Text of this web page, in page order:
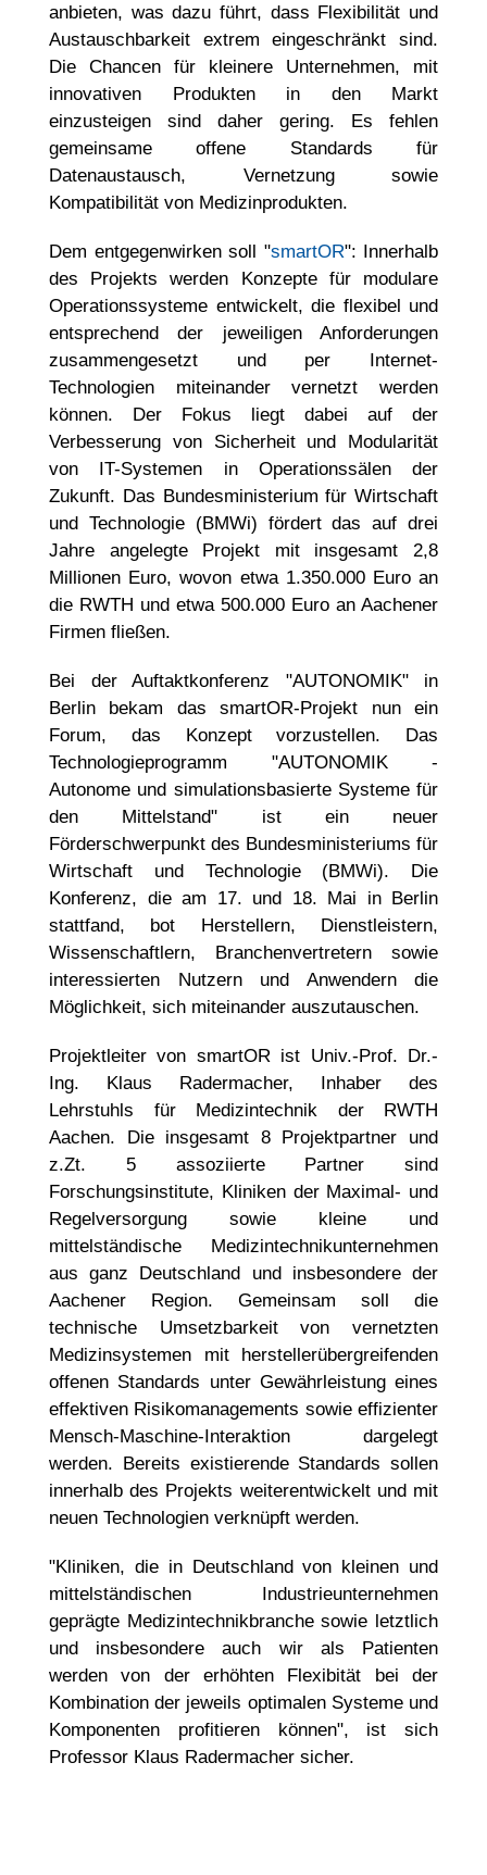
anbieten, was dazu führt, dass Flexibilität und
Austauschbarkeit extrem eingeschränkt sind.
Die Chancen für kleinere Unternehmen, mit
innovativen Produkten in den Markt
einzusteigen sind daher gering. Es fehlen
gemeinsame offene Standards für
Datenaustausch, Vernetzung sowie
Kompatibilität von Medizinprodukten.
Dem entgegenwirken soll "smartOR": Innerhalb
des Projekts werden Konzepte für modulare
Operationssysteme entwickelt, die flexibel und
entsprechend der jeweiligen Anforderungen
zusammengesetzt und per Internet-
Technologien miteinander vernetzt werden
können. Der Fokus liegt dabei auf der
Verbesserung von Sicherheit und Modularität
von IT-Systemen in Operationssälen der
Zukunft. Das Bundesministerium für Wirtschaft
und Technologie (BMWi) fördert das auf drei
Jahre angelegte Projekt mit insgesamt 2,8
Millionen Euro, wovon etwa 1.350.000 Euro an
die RWTH und etwa 500.000 Euro an Aachener
Firmen fließen.
Bei der Auftaktkonferenz "AUTONOMIK" in
Berlin bekam das smartOR-Projekt nun ein
Forum, das Konzept vorzustellen. Das
Technologieprogramm "AUTONOMIK -
Autonome und simulationsbasierte Systeme für
den Mittelstand" ist ein neuer
Förderschwerpunkt des Bundesministeriums für
Wirtschaft und Technologie (BMWi). Die
Konferenz, die am 17. und 18. Mai in Berlin
stattfand, bot Herstellern, Dienstleistern,
Wissenschaftlern, Branchenvertretern sowie
interessierten Nutzern und Anwendern die
Möglichkeit, sich miteinander auszutauschen.
Projektleiter von smartOR ist Univ.-Prof. Dr.-
Ing. Klaus Radermacher, Inhaber des
Lehrstuhls für Medizintechnik der RWTH
Aachen. Die insgesamt 8 Projektpartner und
z.Zt. 5 assoziierte Partner sind
Forschungsinstitute, Kliniken der Maximal- und
Regelversorgung sowie kleine und
mittelständische Medizintechnikunternehmen
aus ganz Deutschland und insbesondere der
Aachener Region. Gemeinsam soll die
technische Umsetzbarkeit von vernetzten
Medizinsystemen mit herstellerübergreifenden
offenen Standards unter Gewährleistung eines
effektiven Risikomanagements sowie effizienter
Mensch-Maschine-Interaktion dargelegt
werden. Bereits existierende Standards sollen
innerhalb des Projekts weiterentwickelt und mit
neuen Technologien verknüpft werden.
"Kliniken, die in Deutschland von kleinen und
mittelständischen Industrieunternehmen
geprägte Medizintechnikbranche sowie letztlich
und insbesondere auch wir als Patienten
werden von der erhöhten Flexibität bei der
Kombination der jeweils optimalen Systeme und
Komponenten profitieren können", ist sich
Professor Klaus Radermacher sicher.